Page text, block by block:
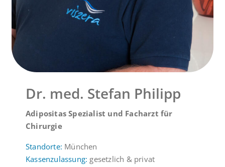
Dr. med. Stefan Philipp
Adipositas Spezialist und Facharzt für
Chirurgie
Standorte: München
Kassenzulassung: gesetzlich & privat